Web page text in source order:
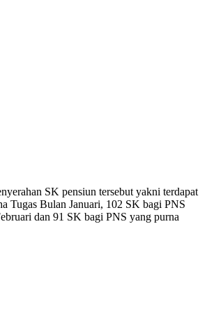
SK pensiun tersebut yakni terdapat
Tugas Bulan Januari, 102 SK bagi PNS
dan 91 SK bagi PNS yang purna